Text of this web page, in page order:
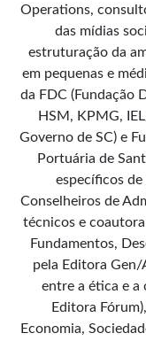
Operations,
das mídias
estruturação da
em pequenas e
da FDC (Fundação
HSM, KPMG,
Governo de SC) e
Portuária de
específicos
Conselheiros de
técnicos e
Fundamentos,
pela Editora Gen/
entre a ética e a
Editora
Economia,